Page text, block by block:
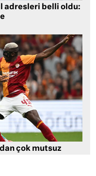
adresleri belli oldu:
çok mutsuz